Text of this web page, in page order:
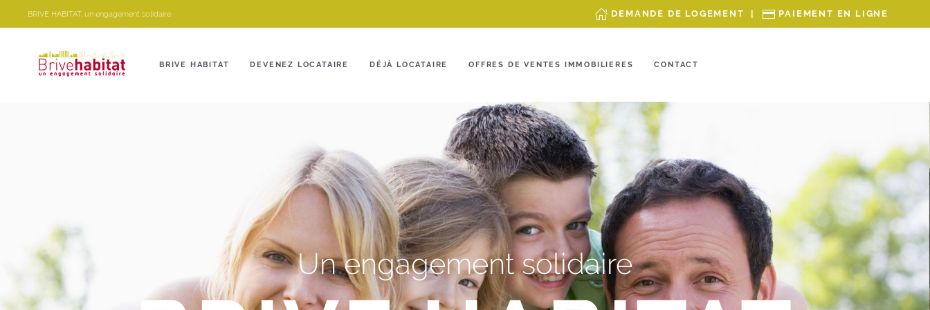
BRIVE HABITAT, un engagement solidaire. DEMANDE DE LOGEMENT PAIEMENT EN LIGNE
BRIVE HABITAT DEVENEZ LOCATAIRE DÉJÀ LOCATAIRE OFFRES DE VENTES IMMOBILIERES CONTACT
Un engagement solidaire
Panneau de gestion des cookies